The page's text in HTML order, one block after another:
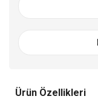
Ürün Özellikleri